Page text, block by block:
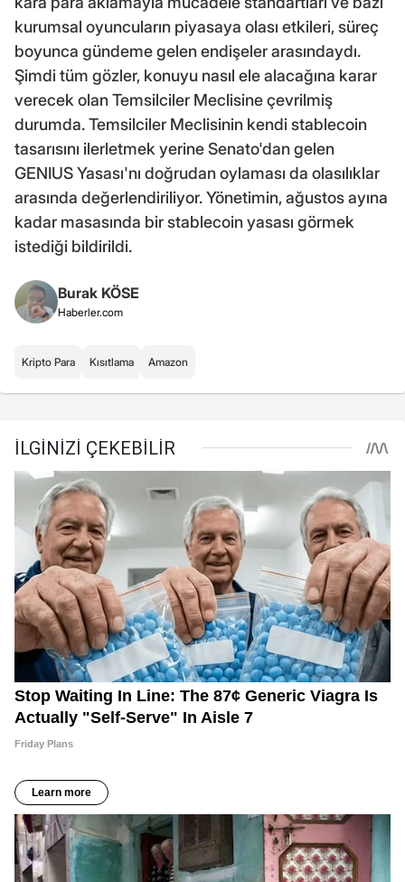
kurumsal oyuncuların piyasaya olası etkileri, süreç
boyunca gündeme gelen endişeler arasındaydı.
Şimdi tüm gözler, konuyu nasıl ele alacağına karar
verecek olan Temsilciler Meclisine çevrilmiş
durumda. Temsilciler Meclisinin kendi stablecoin
tasarısını ilerletmek yerine Senato'dan gelen
GENIUS Yasası'nı doğrudan oylaması da olasılıklar
arasında değerlendiriliyor. Yönetimin, ağustos ayına
kadar masasında bir stablecoin yasası görmek
istediği bildirildi.
Burak KÖSE
Haberler.com
Kripto Para Kısıtlama Amazon